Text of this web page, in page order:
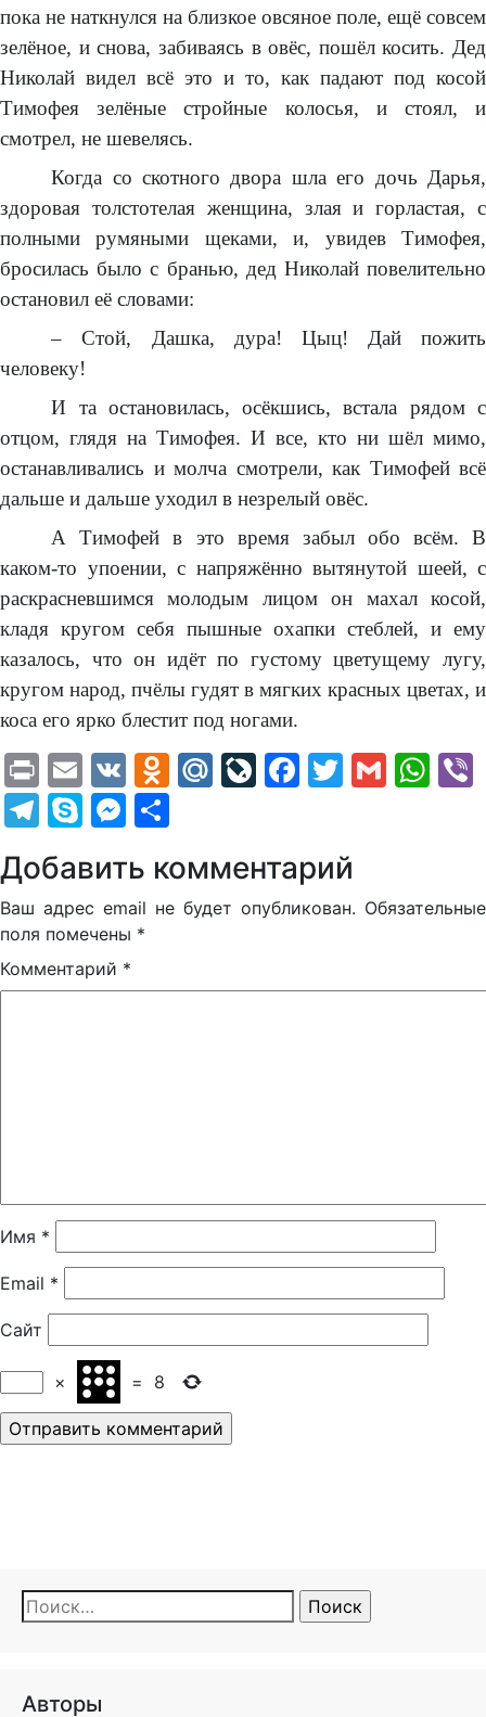
пока не наткнулся на близкое овсяное поле, ещё совсем
зелёное, и снова, забиваясь в овёс, пошёл косить. Дед
Николай видел всё это и то, как падают под косой
Тимофея зелёные стройные колосья, и стоял, и
смотрел, не шевелясь.
Когда со скотного двора шла его дочь Дарья,
здоровая толстотелая женщина, злая и горластая, с
полными румяными щеками, и, увидев Тимофея,
бросилась было с бранью, дед Николай повелительно
остановил её словами:
– Стой, Дашка, дура! Цыц! Дай пожить
человеку!
И та остановилась, осёкшись, встала рядом с
отцом, глядя на Тимофея. И все, кто ни шёл мимо,
останавливались и молча смотрели, как Тимофей всё
дальше и дальше уходил в незрелый овёс.
А Тимофей в это время забыл обо всём. В
каком-то упоении, с напряжённо вытянутой шеей, с
раскрасневшимся молодым лицом он махал косой,
кладя кругом себя пышные охапки стеблей, и ему
казалось, что он идёт по густому цветущему лугу,
кругом народ, пчёлы гудят в мягких красных цветах, и
коса его ярко блестит под ногами.
PrintEmail
VK Odnoklassniki
Mail.Ru
LiveJournal
Facebook
Twitter
Gmail
Telegram
SkypeMessenger
Добавить комментарий
Ваш адрес email не будет опубликован. Обязательные
поля помечены *
Комментарий *
Имя *
Email *
Сайт
× = 8
Найти:
Авторы